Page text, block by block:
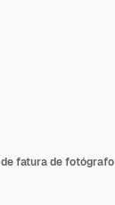
fatura de fotógrafo